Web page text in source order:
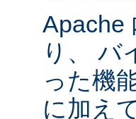
Apache
り、 バ
った機
に加え